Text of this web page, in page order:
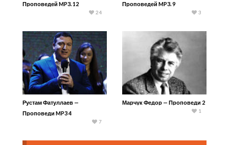
Проповедей MP3. 12
24
Проповедей MP3. 9
3
Рустам Фатуллаев —
Проповеди MP3 4
7
Марчук Федор — Проповеди 2
1